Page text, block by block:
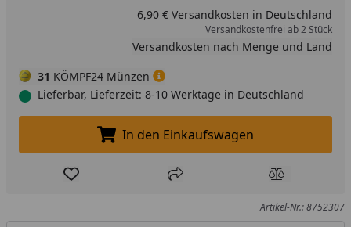
6,90 € Versandkosten in Deutschland
Versandkostenfrei ab 2 Stück
Versandkosten nach Menge und Land
31 KÖMPF24 Münzen
Lieferbar, Lieferzeit: 8-10 Werktage in Deutschland
In den Einkaufswagen legen
In den Einkaufswagen
Produkt zur Wunschliste hinzufügen
Teilen Produkt
Artikel-Nr.: 8752307